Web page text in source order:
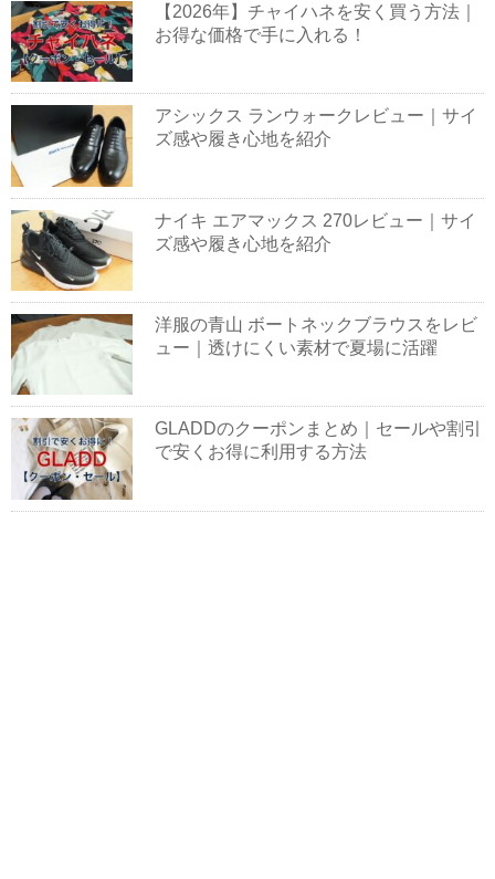
【2026年】チャイハネを安く買う方法｜
お得な価格で手に入れる！
アシックス ランウォークレビュー｜サイ
ズ感や履き心地を紹介
ナイキ エアマックス 270レビュー｜サイ
ズ感や履き心地を紹介
洋服の青山 ボートネックブラウスをレビ
ュー｜透けにくい素材で夏場に活躍
GLADDのクーポンまとめ｜セールや割引
で安くお得に利用する方法